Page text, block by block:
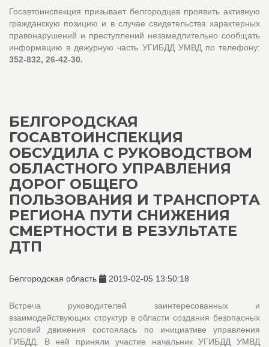
Госавтоинспекция призывает белгородцев проявить активную
гражданскую позицию и в случае свидетельства характерных
правонарушений и преступлений незамедлительно сообщать
информацию в дежурную часть УГИБДД УМВД по телефону:
352-832, 26-42-30.
БЕЛГОРОДСКАЯ
ГОСАВТОИНСПЕКЦИЯ
ОБСУДИЛА С РУКОВОДСТВОМ
ОБЛАСТНОГО УПРАВЛЕНИЯ
ДОРОГ ОБЩЕГО
ПОЛЬЗОВАНИЯ И ТРАНСПОРТА
РЕГИОНА ПУТИ СНИЖЕНИЯ
СМЕРТНОСТИ В РЕЗУЛЬТАТЕ
ДТП
Белгородская область 2019-02-05 13:50:18
Встреча руководителей заинтересованных и
взаимодействующих структур в области создания безопасных
условий движения состоялась по инициативе управления
ГИБДД. В ней приняли участие начальник УГИБДД УМВД